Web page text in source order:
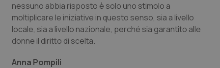
nessuno abbia risposto è solo uno stimolo a
moltiplicare le iniziative in questo senso, sia a livello
locale, sia a livello nazionale, perché sia garantito alle
donne il diritto di scelta.
Anna Pompili